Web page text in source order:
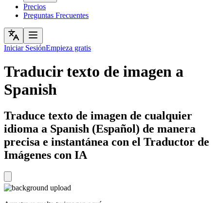
Precios
Preguntas Frecuentes
Iniciar SesiónEmpieza gratis
Traducir texto de imagen a
Spanish
Traduce texto de imagen de cualquier
idioma a Spanish (Español) de manera
precisa e instantánea con el Traductor de
Imágenes con IA